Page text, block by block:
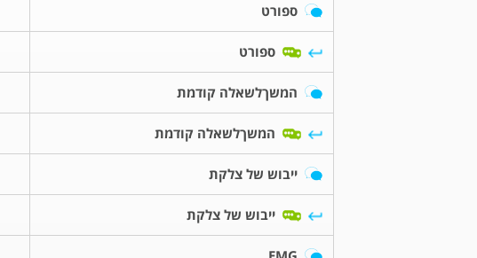
ספורט
ספורט
המשךלשאלה קודמת
המשךלשאלה קודמת
ייבוש של צלקת
ייבוש של צלקת